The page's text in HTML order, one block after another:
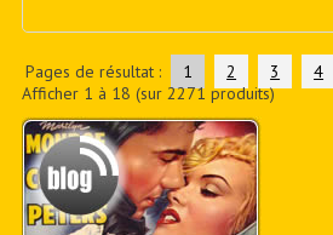
Pages de résultat : 1 2 3 4
Afficher 1 à 18 (sur 2271 produits)